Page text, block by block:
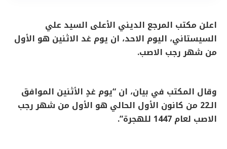
اعلن مكتب المرجع الديني الأعلى السيد علي
السيستاني، اليوم الاحد، ان يوم غد الاثنين هو الأول
من شهر رجب الاصب.
وقال المكتب في بيان، ان “يوم غدٍ الأثنين الموافق
الـ22 من كانون الأول الحالي هو الأول من شهر رجب
الاصب لعام 1447 للهجرة”.